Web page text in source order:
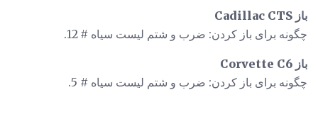
باز Cadillac CTS
چگونه برای باز کردن: ضرب و شتم لیست سیاه # 12.
باز Corvette C6
چگونه برای باز کردن: ضرب و شتم لیست سیاه # 5.